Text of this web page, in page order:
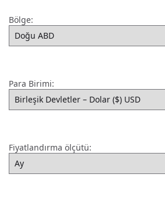
Bölge:
Para Birimi:
Fiyatlandırma ölçütü: